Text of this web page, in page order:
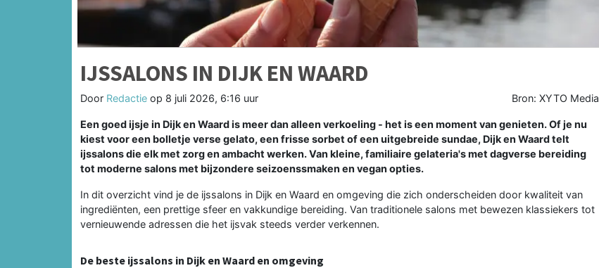
IJSSALONS IN DIJK EN WAARD
Door Redactie op 8 juli 2026, 6:16 uur Bron: XYTO Media
Een goed ijsje in Dijk en Waard is meer dan alleen verkoeling - het is een moment van genieten. Of je nu
kiest voor een bolletje verse gelato, een frisse sorbet of een uitgebreide sundae, Dijk en Waard telt
ijssalons die elk met zorg en ambacht werken. Van kleine, familiaire gelateria's met dagverse bereiding
tot moderne salons met bijzondere seizoenssmaken en vegan opties.
In dit overzicht vind je de ijssalons in Dijk en Waard en omgeving die zich onderscheiden door kwaliteit van
ingrediënten, een prettige sfeer en vakkundige bereiding. Van traditionele salons met bewezen klassiekers tot
vernieuwende adressen die het ijsvak steeds verder verkennen.
De beste ijssalons in Dijk en Waard en omgeving